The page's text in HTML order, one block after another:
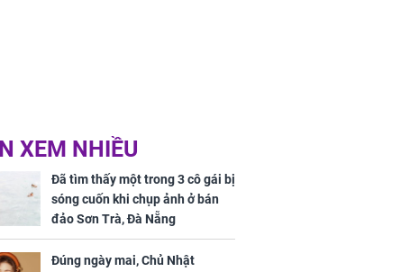
XEM NHIỀU
Đã tìm thấy một trong 3 cô gái bị
sóng cuốn khi chụp ảnh ở bán
đảo Sơn Trà, Đà Nẵng
Đúng ngày mai, Chủ Nhật